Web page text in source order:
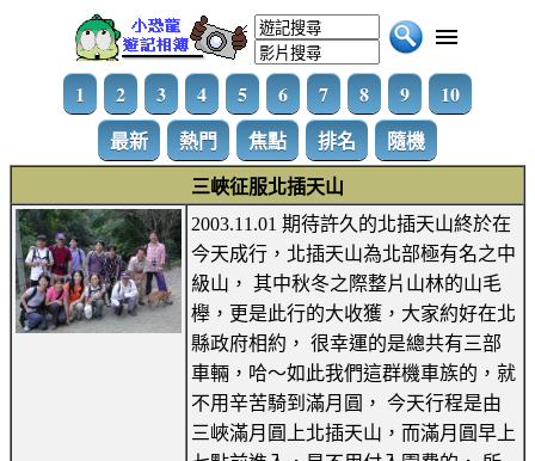
1 2 3 4 5 6 7 8 9
10
最新
熱門 焦點 排名 隨機
三峽征服北插天山
2003.11.01 期待許久的北插天山終於在
今天成行，北插天山為北部極有名之中
級山， 其中秋冬之際整片山林的山毛
櫸，更是此行的大收獲，大家約好在北
縣政府相約， 很幸運的是總共有三部
車輛，哈～如此我們這群機車族的，就
不用辛苦騎到滿月圓， 今天行程是由
三峽滿月圓上北插天山，而滿月圓早上